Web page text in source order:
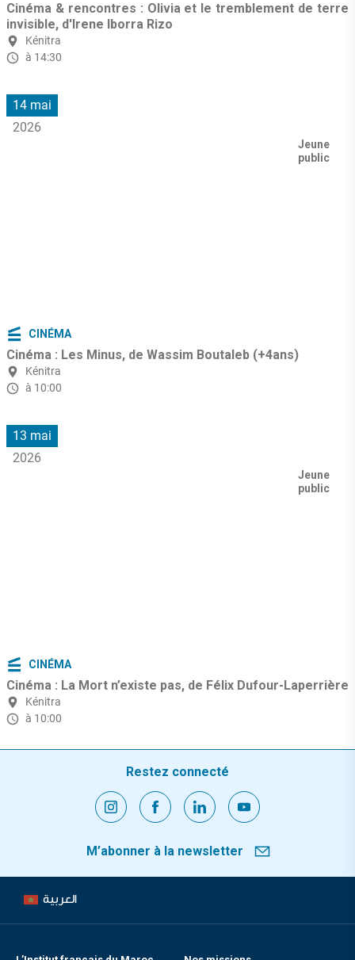
Cinéma & rencontres : Olivia et le tremblement de terre
invisible, d'Irene Iborra Rizo
Kénitra
à 14:30
14 mai
2026
Jeune
public
CINÉMA
Cinéma : Les Minus, de Wassim Boutaleb (+4ans)
Kénitra
à 10:00
13 mai
2026
Jeune
public
CINÉMA
Cinéma : La Mort n’existe pas, de Félix Dufour-Laperrière
Kénitra
à 10:00
Restez connecté
M’abonner à la newsletter
العربية